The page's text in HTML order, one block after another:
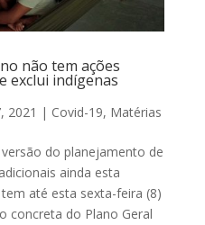
não tem ações
exclui indígenas
2021 | Covid-19, Matérias
do planejamento de
ainda esta
até esta sexta-feira (8)
concreta do Plano Geral